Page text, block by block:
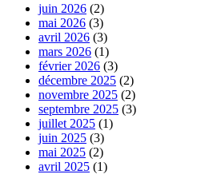
juin 2026 (2)
mai 2026 (3)
avril 2026 (3)
mars 2026 (1)
février 2026 (3)
décembre 2025 (2)
novembre 2025 (2)
septembre 2025 (3)
juillet 2025 (1)
juin 2025 (3)
mai 2025 (2)
avril 2025 (1)